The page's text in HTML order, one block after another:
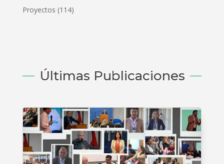
Proyectos (114)
Últimas Publicaciones